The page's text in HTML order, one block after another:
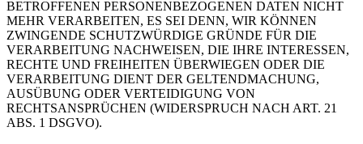
BETROFFENEN PERSONENBEZOGENEN DATEN NICHT
MEHR VERARBEITEN, ES SEI DENN, WIR KÖNNEN
ZWINGENDE SCHUTZWÜRDIGE GRÜNDE FÜR DIE
VERARBEITUNG NACHWEISEN, DIE IHRE INTERESSEN,
RECHTE UND FREIHEITEN ÜBERWIEGEN ODER DIE
VERARBEITUNG DIENT DER GELTENDMACHUNG,
AUSÜBUNG ODER VERTEIDIGUNG VON
RECHTSANSPRÜCHEN (WIDERSPRUCH NACH ART. 21
ABS. 1 DSGVO).